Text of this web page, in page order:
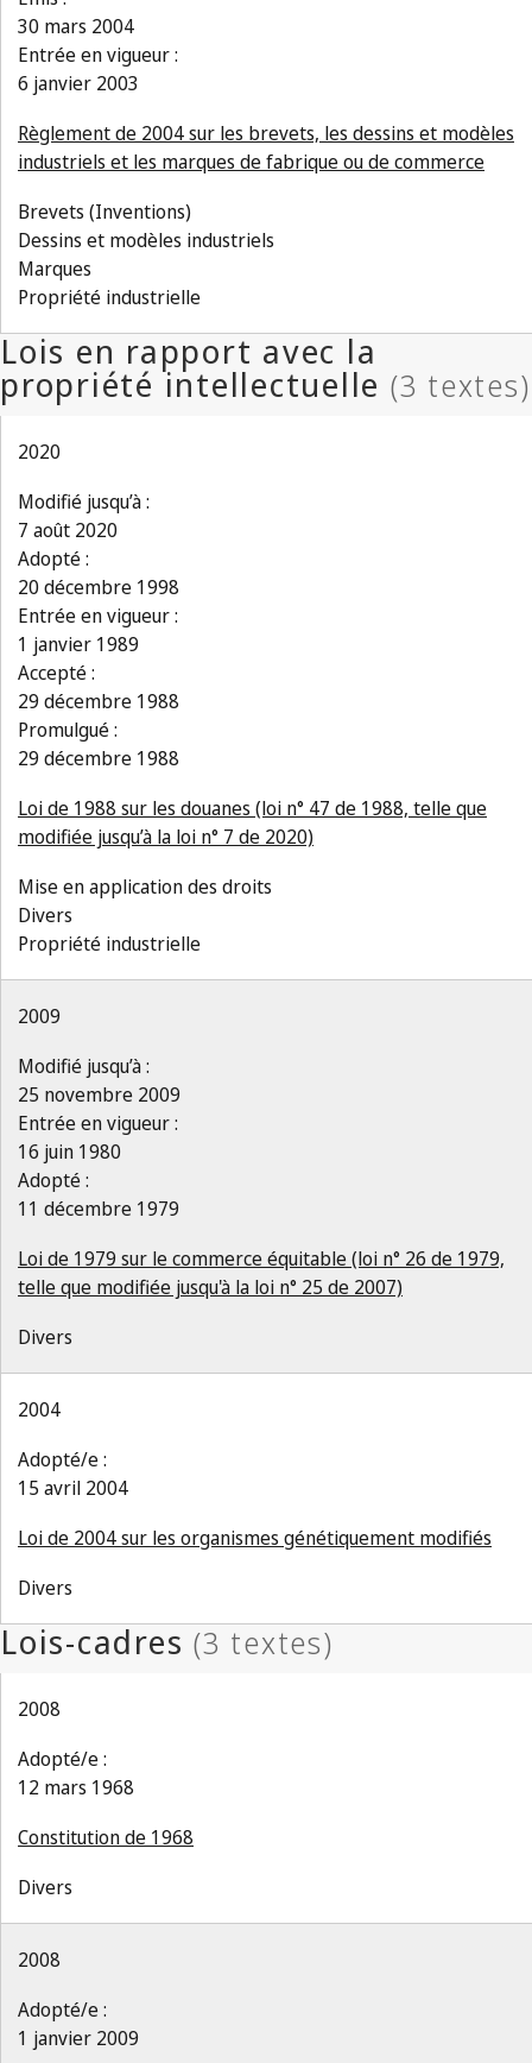
30 mars 2004
Entrée en vigueur :
6 janvier 2003
Règlement de 2004 sur les brevets, les dessins et modèles
industriels et les marques de fabrique ou de commerce
Brevets (Inventions)
Dessins et modèles industriels
Marques
Propriété industrielle
2020
Modifié jusqu’à :
7 août 2020
Adopté :
20 décembre 1998
Entrée en vigueur :
1 janvier 1989
Accepté :
29 décembre 1988
Promulgué :
29 décembre 1988
Loi de 1988 sur les douanes (loi n° 47 de 1988, telle que
modifiée jusqu’à la loi n° 7 de 2020)
Mise en application des droits
Divers
Propriété industrielle
2009
Modifié jusqu’à :
25 novembre 2009
Entrée en vigueur :
16 juin 1980
Adopté :
11 décembre 1979
Loi de 1979 sur le commerce équitable (loi n° 26 de 1979,
telle que modifiée jusqu'à la loi n° 25 de 2007)
Divers
2004
Adopté/e :
15 avril 2004
Loi de 2004 sur les organismes génétiquement modifiés
Divers
2008
Adopté/e :
12 mars 1968
Constitution de 1968
Divers
2008
Adopté/e :
1 janvier 2009